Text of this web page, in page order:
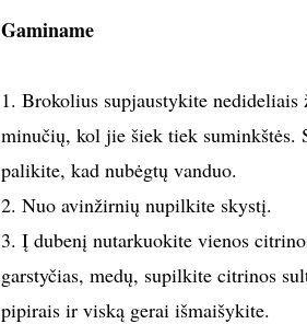
Gaminame
1. Brokolius supjaustykite
minučių, kol jie šiek tiek
palikite, kad nubėgtų vanduo.
2. Nuo avinžirnių nupilkite skystį.
3. Į dubenį nutarkuokite vienos
garstyčias, medų, supilkite citrinos
pipirais ir viską gerai išmaišykite.